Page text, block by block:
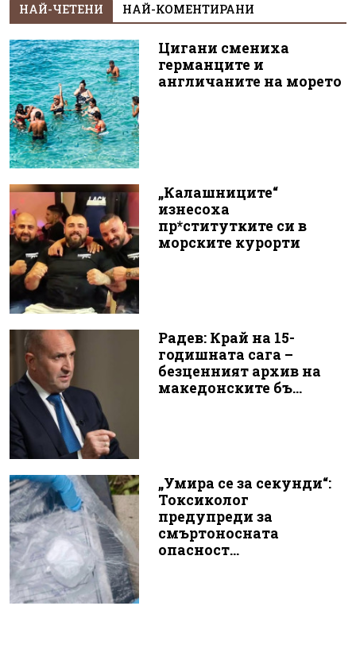
НАЙ-ЧЕТЕНИ НАЙ-КОМЕНТИРАНИ
Цигани смениха
германците и
англичаните на морето
„Калашниците“
изнесоха
пр*ститутките си в
морските курорти
Радев: Край на 15-
годишната сага –
безценният архив на
македонските бъ...
„Умира се за секунди“:
Токсиколог
предупреди за
смъртоносната
опасност...